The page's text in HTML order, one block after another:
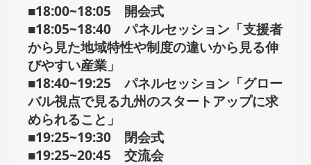
■18:00~18:05 開会式
■18:05~18:40 パネルセッション「支援者
から見た地域特性や制度の違いから見る伸
びやすい産業」
■18:40~19:25 パネルセッション「グロー
バル視点で見る九州のスタートアップに求
められること」
■19:25~19:30 閉会式
■19:25~20:45 交流会